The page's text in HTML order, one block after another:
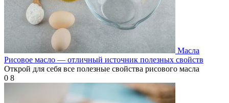
Масла
Рисовое масло — отличный источник полезных свойств
Открой для себя все полезные свойства рисового масла
0 8